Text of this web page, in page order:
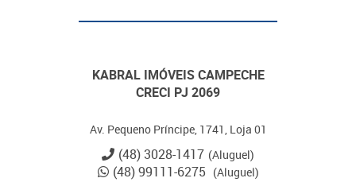
KABRAL IMÓVEIS CAMPECHE
CRECI PJ 2069
Av. Pequeno Príncipe, 1741, Loja 01
(48) 3028-1417 (Aluguel)
(48) 99111-6275 (Aluguel)